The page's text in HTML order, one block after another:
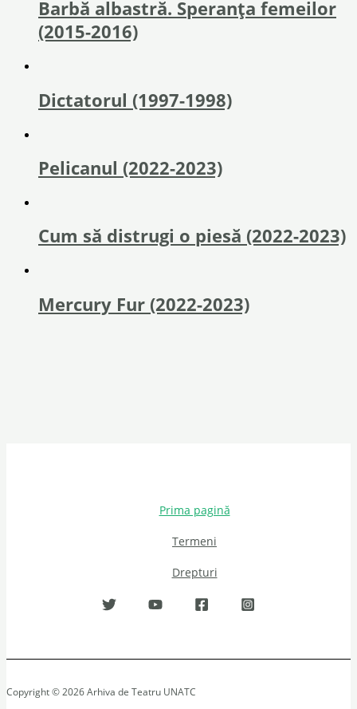
Barbă albastră. Speranța femeilor
(2015-2016)
Dictatorul (1997-1998)
Pelicanul (2022-2023)
Cum să distrugi o piesă (2022-2023)
Mercury Fur (2022-2023)
Prima pagină
Termeni
Drepturi
Copyright © 2026 Arhiva de Teatru UNATC